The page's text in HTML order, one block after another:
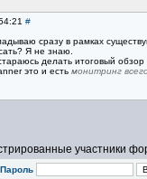
#
сразу в рамках
Я не знаю.
делать итоговый
это и есть монитринг
участники
Пароль